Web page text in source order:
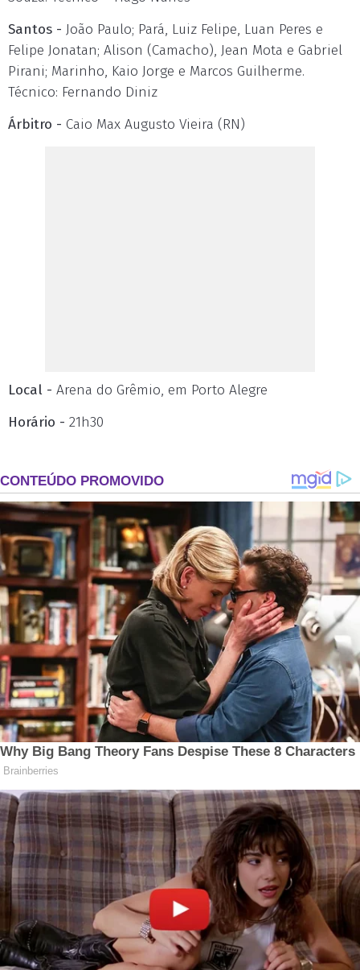
Santos - João Paulo; Pará, Luiz Felipe, Luan Peres e
Felipe Jonatan; Alison (Camacho), Jean Mota e Gabriel
Pirani; Marinho, Kaio Jorge e Marcos Guilherme.
Técnico: Fernando Diniz
Árbitro - Caio Max Augusto Vieira (RN)
Local - Arena do Grêmio, em Porto Alegre
Horário - 21h30